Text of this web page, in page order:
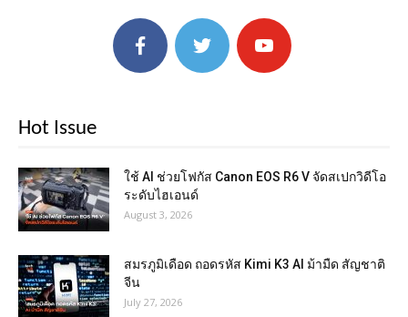
Hot Issue
ใช้ AI ช่วยโฟกัส Canon EOS R6 V จัดสเปกวิดีโอ
ระดับไฮเอนด์
August 3, 2026
สมรภูมิเดือด ถอดรหัส Kimi K3 AI ม้ามืด สัญชาติ
จีน
July 27, 2026